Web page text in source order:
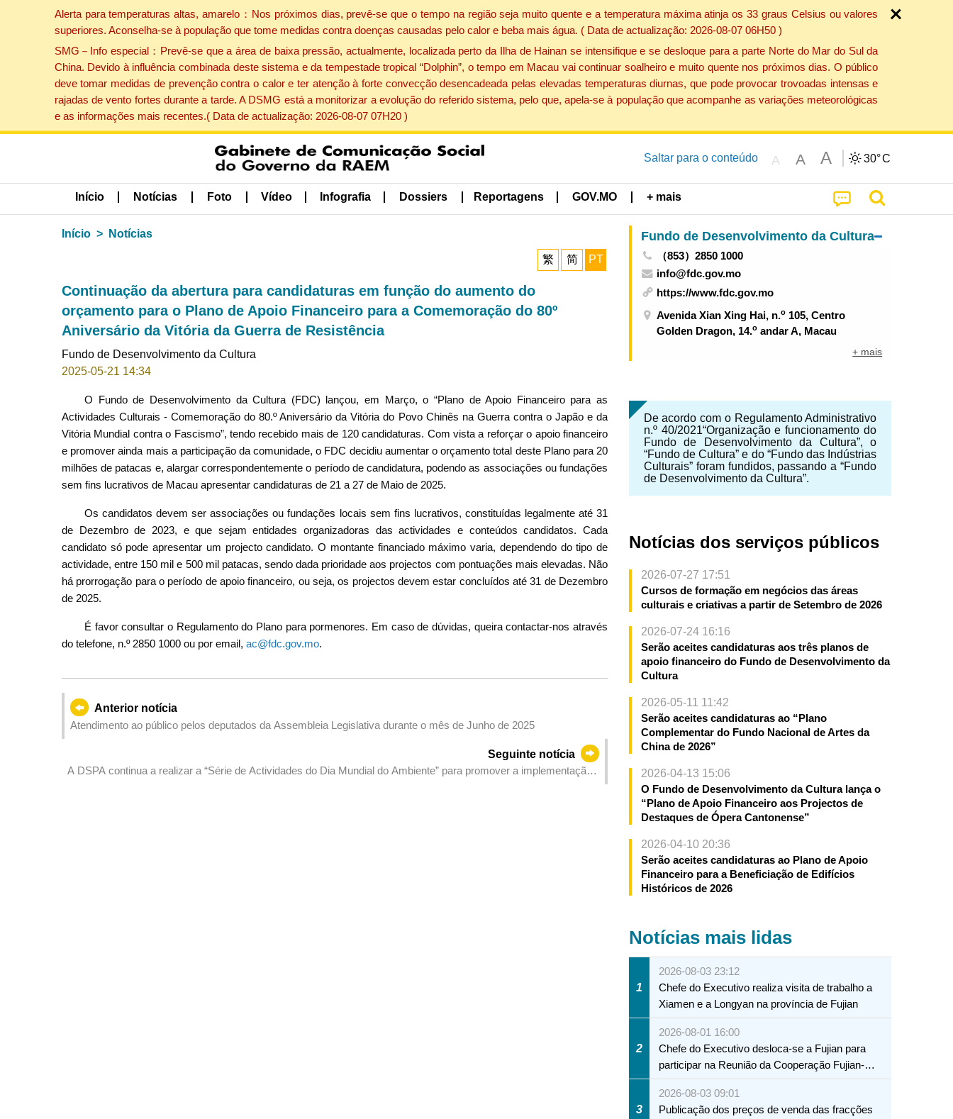
Alerta para temperaturas altas, amarelo：Nos próximos dias, prevê-se que o tempo na região seja muito quente e a temperatura máxima atinja os 33 graus Celsius ou valores
superiores. Aconselha-se à população que tome medidas contra doenças causadas pelo calor e beba mais água. ( Data de actualização: 2026-08-07 06H50 )
SMG－Info especial：Prevê-se que a área de baixa pressão, actualmente, localizada perto da Ilha de Hainan se intensifique e se desloque para a parte Norte do Mar do Sul da
China. Devido à influência combinada deste sistema e da tempestade tropical “Dolphin”, o tempo em Macau vai continuar soalheiro e muito quente nos próximos dias. O público
deve tomar medidas de prevenção contra o calor e ter atenção à forte convecção desencadeada pelas elevadas temperaturas diurnas, que pode provocar trovoadas intensas e
rajadas de vento fortes durante a tarde. A DSMG está a monitorizar a evolução do referido sistema, pelo que, apela-se à população que acompanhe as variações meteorológicas
e as informações mais recentes.( Data de actualização: 2026-08-07 07H20 )
Saltar para o conteúdo A A A 30°C
Início Notícias Foto Vídeo Infografia Dossiers Reportagens GOV.MO + mais
Início Notícias
繁 简 PT
Continuação da abertura para candidaturas em função do aumento do
orçamento para o Plano de Apoio Financeiro para a Comemoração do 80º
Aniversário da Vitória da Guerra de Resistência
Fundo de Desenvolvimento da Cultura
2025-05-21 14:34
O Fundo de Desenvolvimento da Cultura (FDC) lançou, em Março, o “Plano de Apoio Financeiro para as
Actividades Culturais - Comemoração do 80.º Aniversário da Vitória do Povo Chinês na Guerra contra o Japão e da
Vitória Mundial contra o Fascismo”, tendo recebido mais de 120 candidaturas. Com vista a reforçar o apoio financeiro
e promover ainda mais a participação da comunidade, o FDC decidiu aumentar o orçamento total deste Plano para 20
milhões de patacas e, alargar correspondentemente o período de candidatura, podendo as associações ou fundações
sem fins lucrativos de Macau apresentar candidaturas de 21 a 27 de Maio de 2025.
Os candidatos devem ser associações ou fundações locais sem fins lucrativos, constituídas legalmente até 31
de Dezembro de 2023, e que sejam entidades organizadoras das actividades e conteúdos candidatos. Cada
candidato só pode apresentar um projecto candidato. O montante financiado máximo varia, dependendo do tipo de
actividade, entre 150 mil e 500 mil patacas, sendo dada prioridade aos projectos com pontuações mais elevadas. Não
há prorrogação para o período de apoio financeiro, ou seja, os projectos devem estar concluídos até 31 de Dezembro
de 2025.
É favor consultar o Regulamento do Plano para pormenores. Em caso de dúvidas, queira contactar-nos através
do telefone, n.º 2850 1000 ou por email, ac@fdc.gov.mo.
Anterior notícia
Atendimento ao público pelos deputados da Assembleia Legislativa durante o mês de Junho de 2025
Seguinte notícia
A DSPA continua a realizar a “Série de Actividades do Dia Mundial do Ambiente” para promover a implementação
Fundo de Desenvolvimento da Cultura
（853）2850 1000
info@fdc.gov.mo
https://www.fdc.gov.mo
Avenida Xian Xing Hai, n.o 105, Centro
Golden Dragon, 14.o andar A, Macau
+ mais
De acordo com o Regulamento Administrativo
n.º 40/2021“Organização e funcionamento do
Fundo de Desenvolvimento da Cultura”, o
“Fundo de Cultura” e do “Fundo das Indústrias
Culturais” foram fundidos, passando a “Fundo
de Desenvolvimento da Cultura”.
Notícias dos serviços públicos
2026-07-27 17:51
Cursos de formação em negócios das áreas
culturais e criativas a partir de Setembro de 2026
2026-07-24 16:16
Serão aceites candidaturas aos três planos de
apoio financeiro do Fundo de Desenvolvimento da
Cultura
2026-05-11 11:42
Serão aceites candidaturas ao “Plano
Complementar do Fundo Nacional de Artes da
China de 2026”
2026-04-13 15:06
O Fundo de Desenvolvimento da Cultura lança o
“Plano de Apoio Financeiro aos Projectos de
Destaques de Ópera Cantonense”
2026-04-10 20:36
Serão aceites candidaturas ao Plano de Apoio
Financeiro para a Beneficiação de Edifícios
Históricos de 2026
Notícias mais lidas
1
2026-08-03 23:12
Chefe do Executivo realiza visita de trabalho a
Xiamen e a Longyan na província de Fujian
2
2026-08-01 16:00
Chefe do Executivo desloca-se a Fujian para
participar na Reunião da Cooperação Fujian-
Macau
3
2026-08-03 09:01
Publicação dos preços de venda das fracções